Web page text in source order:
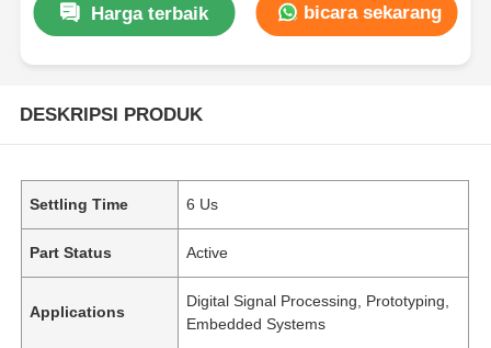
Harga terbaik bicara sekarang
DESKRIPSI PRODUK
Settling Time 6 Us
Part Status Active
Applications
Digital Signal Processing, Prototyping,
Embedded Systems